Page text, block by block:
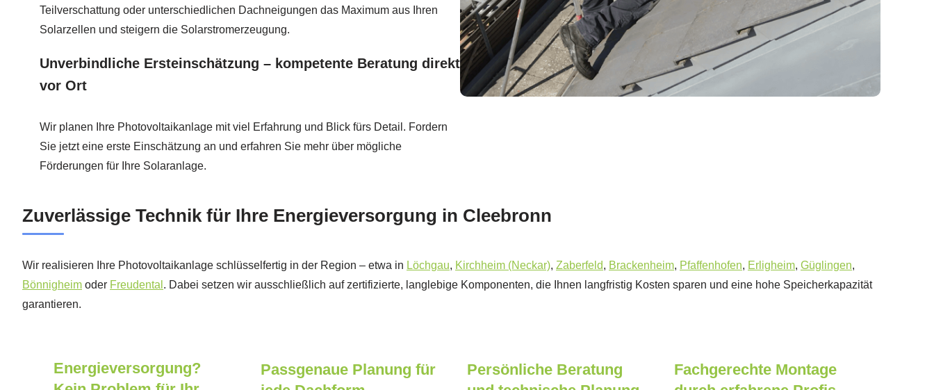
Teilverschattung oder unterschiedlichen Dachneigungen das Maximum aus Ihren
Solarzellen und steigern die Solarstromerzeugung.
Unverbindliche Ersteinschätzung – kompetente Beratung direkt
vor Ort
Wir planen Ihre Photovoltaikanlage mit viel Erfahrung und Blick fürs Detail. Fordern
Sie jetzt eine erste Einschätzung an und erfahren Sie mehr über mögliche
Förderungen für Ihre Solaranlage.
Zuverlässige Technik für Ihre Energieversorgung in Cleebronn
Wir realisieren Ihre Photovoltaikanlage schlüsselfertig in der Region – etwa in Löchgau, Kirchheim (Neckar), Zaberfeld, Brackenheim, Pfaffenhofen, Erligheim, Güglingen,
Bönnigheim oder Freudental . Dabei setzen wir ausschließlich auf zertifizierte, langlebige Komponenten, die Ihnen langfristig Kosten sparen und eine hohe Speicherkapazität
garantieren.
Energieversorgung?
Passgenaue Planung für
Persönliche Beratung
Fachgerechte Montage